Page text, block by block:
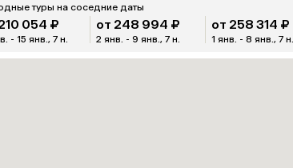
туры на соседние даты
054 ₽
- 15 янв., 7 н.
от 248 994 ₽
2 янв. - 9 янв., 7 н.
от 258 314 ₽
1 янв. - 8 янв., 7